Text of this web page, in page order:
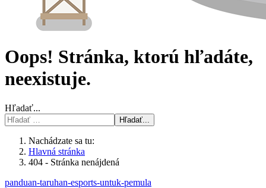
Oops! Stránka, ktorú hľadáte,
neexistuje.
Hľadať...
Hľadať...
Nachádzate sa tu:
Hlavná stránka
404 - Stránka nenájdená
panduan-taruhan-esports-untuk-pemula